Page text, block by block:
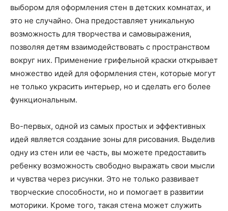
выбором для оформления стен в детских комнатах, и
это не случайно. Она предоставляет уникальную
возможность для творчества и самовыражения,
позволяя детям взаимодействовать с пространством
вокруг них. Применение грифельной краски открывает
множество идей для оформления стен, которые могут
не только украсить интерьер, но и сделать его более
функциональным.
Во-первых, одной из самых простых и эффективных
идей является создание зоны для рисования. Выделив
одну из стен или ее часть, вы можете предоставить
ребенку возможность свободно выражать свои мысли
и чувства через рисунки. Это не только развивает
творческие способности, но и помогает в развитии
моторики. Кроме того, такая стена может служить